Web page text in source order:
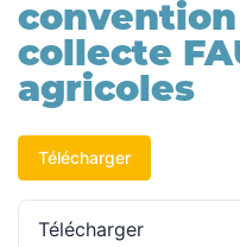
convention
collecte
agricoles
Télécharger
Télécharger